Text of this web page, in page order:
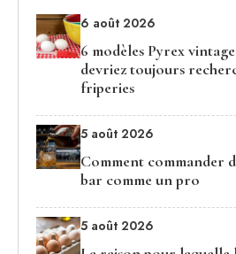
6 août 2026
6 modèles Pyrex
devriez toujours
friperies
5 août 2026
Comment commander
bar comme un pro
5 août 2026